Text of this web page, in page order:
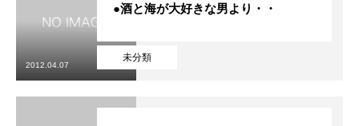
未分類
●酒と海が大好きな男より・・
2012.04.07